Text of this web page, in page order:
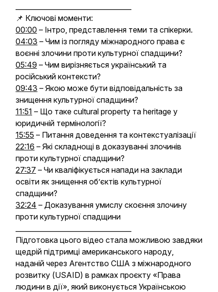
📌 Ключові моменти:
00:00 – Інтро, представлення теми та спікерки.
04:03 – Чим із погляду міжнародного права є
воєнні злочини проти культурної спадщини?
05:49 – Чим вирізняється український та
російський контексти?
09:43 – Якою може бути відповідальність за
знищення культурної спадщини?
11:51 – Що таке cultural property та heritage у
юридичній термінології?
15:55 – Питання доведення та контекстуалізації
22:16 – Які складнощі в доказуванні злочинів
проти культурної спадщини?
27:37 – Чи кваліфікується напади на заклади
освіти як знищення обʼєктів культурної
спадщини?
32:24 – Доказування умислу скоєння злочину
проти культурної спадщини
Підготовка цього відео стала можливою завдяки
щедрій підтримці американського народу,
наданій через Агентство США з міжнародного
розвитку (USAID) в рамках проєкту «Права
людини в дії», який виконується Українською